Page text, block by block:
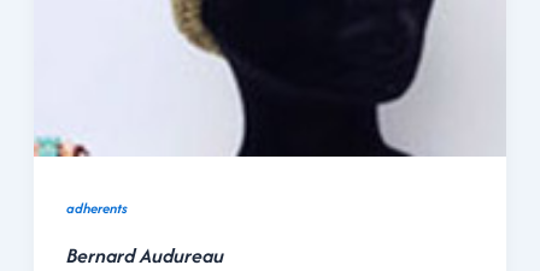
adherents
Bernard Audureau